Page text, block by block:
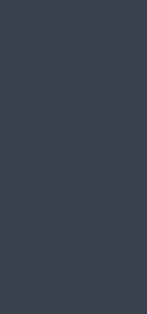
Esta es la segunda
en menos de una semana,
profesores y familias de la
asesinato de los niños Gael y
ataque armado en el que
Noticias
Este evento ha sido
con tintes políticos por parte
gobierno, Feliciano Castro,
medios en lugar del
funcionario señaló que se
ningún tipo de represión. Por
medios locales se refirieron
Durante la marcha, por las
pegados carteles con la
otros con la leyenda de
quemaron una piñata del
municipal, ubicado por la
hubo pega de carteles y
El contingente se detuvo en